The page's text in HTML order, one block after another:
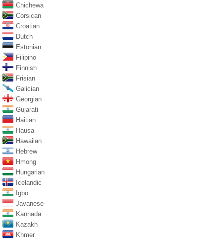
Chichewa
Corsican
Croatian
Dutch
Estonian
Filipino
Finnish
Frisian
Galician
Georgian
Gujarati
Haitian
Hausa
Hawaiian
Hebrew
Hmong
Hungarian
Icelandic
Igbo
Javanese
Kannada
Kazakh
Khmer